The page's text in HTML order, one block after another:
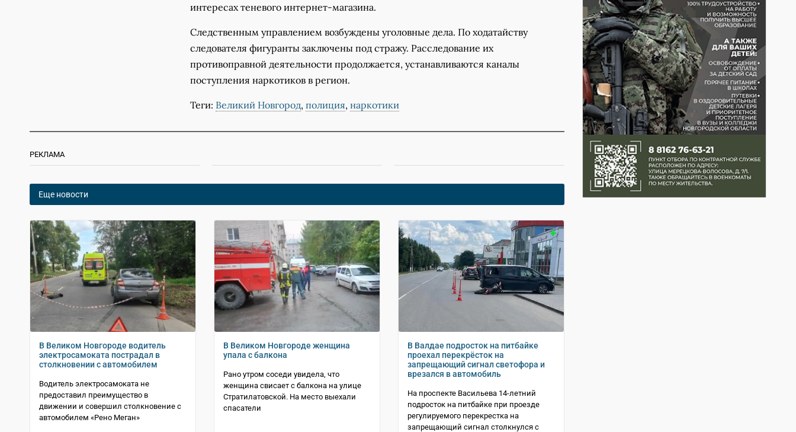
интересах теневого интернет-магазина.
Следственным управлением возбуждены уголовные дела. По ходатайству
следователя фигуранты заключены под стражу. Расследование их
противоправной деятельности продолжается, устанавливаются каналы
поступления наркотиков в регион.
Теги: Великий Новгород, полиция, наркотики
РЕКЛАМА
Еще новости
В Великом Новгороде водитель
электросамоката пострадал в
столкновении с автомобилем
Водитель электросамоката не
предоставил преимущество в
движении и совершил столкновение с
автомобилем «Рено Меган»
В Великом Новгороде женщина
упала с балкона
Рано утром соседи увидела, что
женщина свисает с балкона на улице
Стратилатовской. На место выехали
спасатели
В Валдае подросток на питбайке
проехал перекрёсток на
запрещающий сигнал светофора и
врезался в автомобиль
На проспекте Васильева 14-летний
подросток на питбайке при проезде
регулируемого перекрестка на
запрещающий сигнал столкнулся с